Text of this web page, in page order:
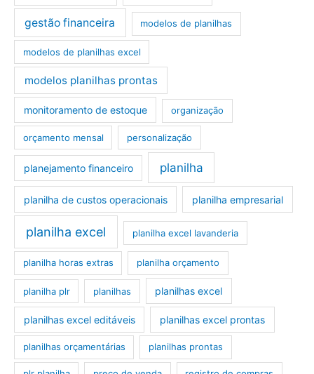
gestão financeira modelos de planilhas
modelos de planilhas excel
modelos planilhas prontas
monitoramento de estoque organização
orçamento mensal personalização
planejamento financeiro planilha
planilha de custos operacionais planilha empresarial
planilha excel planilha excel lavanderia
planilha horas extras planilha orçamento
planilha plr planilhas planilhas excel
planilhas excel editáveis planilhas excel prontas
planilhas orçamentárias planilhas prontas